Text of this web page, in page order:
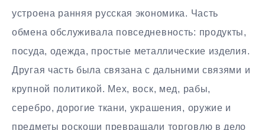
устроена ранняя русская экономика. Часть
обмена обслуживала повседневность: продукты,
посуда, одежда, простые металлические изделия.
Другая часть была связана с дальними связями и
крупной политикой. Мех, воск, мед, рабы,
серебро, дорогие ткани, украшения, оружие и
предметы роскоши превращали торговлю в дело